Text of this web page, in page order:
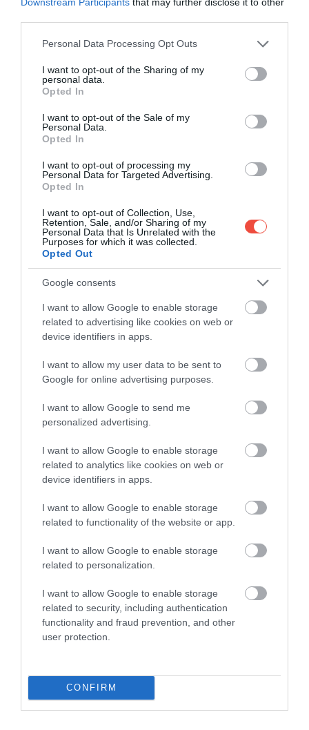
Please note that this website/app uses one or more Google
not limited to your visit or usage behaviour. You may click to
grant or deny consent to Google and its third-party tags to
use your data for below specified purposes in below Google
consent section.
Personal Data Processing Opt Outs
I want to opt-out of the Sharing of my
personal data.
Opted In
I want to opt-out of the Sale of my
Personal Data.
Opted In
I want to opt-out of processing my
Personal Data for Targeted Advertising.
Opted In
I want to opt-out of Collection, Use,
Retention, Sale, and/or Sharing of my
Personal Data that Is Unrelated with the
Purposes for which it was collected.
Opted Out
Google consents
I want to allow Google to enable storage
related to advertising like cookies on web or
device identifiers in apps.
I want to allow my user data to be sent to
Google for online advertising purposes.
I want to allow Google to send me
personalized advertising.
I want to allow Google to enable storage
related to analytics like cookies on web or
device identifiers in apps.
I want to allow Google to enable storage
related to functionality of the website or app.
I want to allow Google to enable storage
related to personalization.
I want to allow Google to enable storage
related to security, including authentication
functionality and fraud prevention, and other
user protection.
CONFIRM
látványosan megdobja. A mérések szerint
ebben a kisebb autók előnyben vannak: a
legjobb értéket a BYD Seagull hozta, 23,5
BYD Seagull Fotó:Everyonephoto Studio / Shutterstock
A töltési teljesítményt is külön vizsgálták, mégpedig
történő gyorstöltésnél a legjobb eredményeket a
Chery, aChanganés azAvatr
perc körüli idővel. A toplistára pedig már nem
lehetett bekerülni 21 percnél hosszabb töltési
idővel, még közepes kapacitású akkumulátorok
A teszt összegzése szerint az elektromos autók
azonban továbbra is különösen érzékeny terep. A
hatótáv jelentős csökkenése, a magasabb
fogyasztás és a töltési idők alakulása mind azt
mutatja, hogy hideg időben ma is érdemes a
megszokottnál nagyobb tartalékkal tervezni.
Kínai elektromos autók a prémium ligában: új
szereplők a magyar piacon